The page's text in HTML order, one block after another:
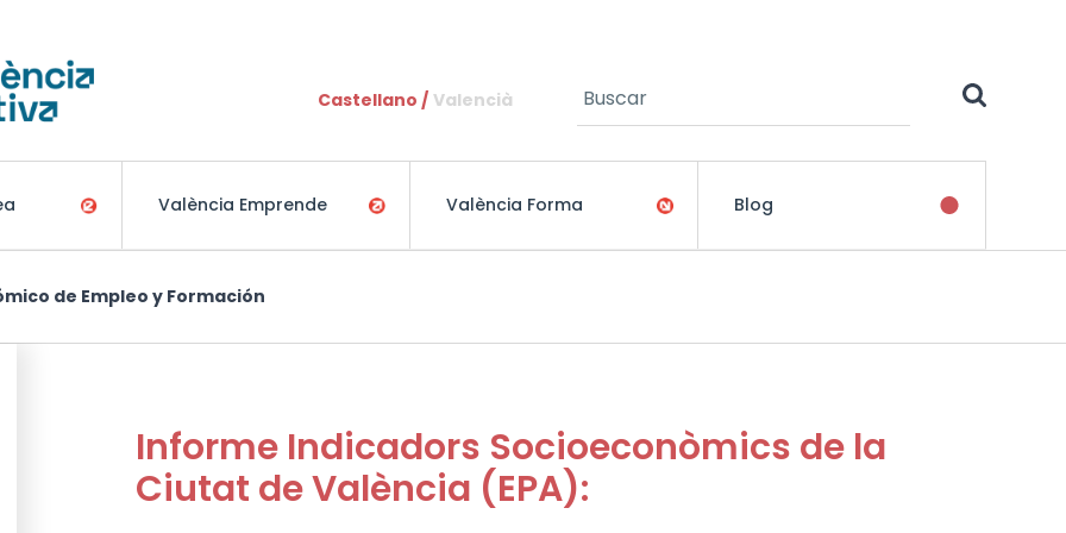
Castellano Valencià Formulario de búsqueda
Buscar
València Emprende València Forma Blog
de Empleo y Formación
Informe Indicadors Socioeconòmics de la
Ciutat de València (EPA):